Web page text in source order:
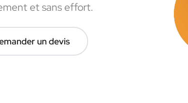
et sans effort.
un devis